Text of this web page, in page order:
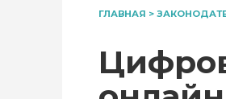
ГЛАВНАЯ >